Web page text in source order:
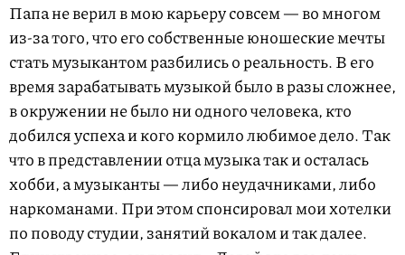
Папа не верил в мою карьеру совсем — во многом
из-за того, что его собственные юношеские мечты
стать музыкантом разбились о реальность. В его
время зарабатывать музыкой было в разы сложнее,
в окружении не было ни одного человека, кто
добился успеха и кого кормило любимое дело. Так
что в представлении отца музыка так и осталась
хобби, а музыканты — либо неудачниками, либо
наркоманами. При этом спонсировал мои хотелки
по поводу студии, занятий вокалом и так далее.